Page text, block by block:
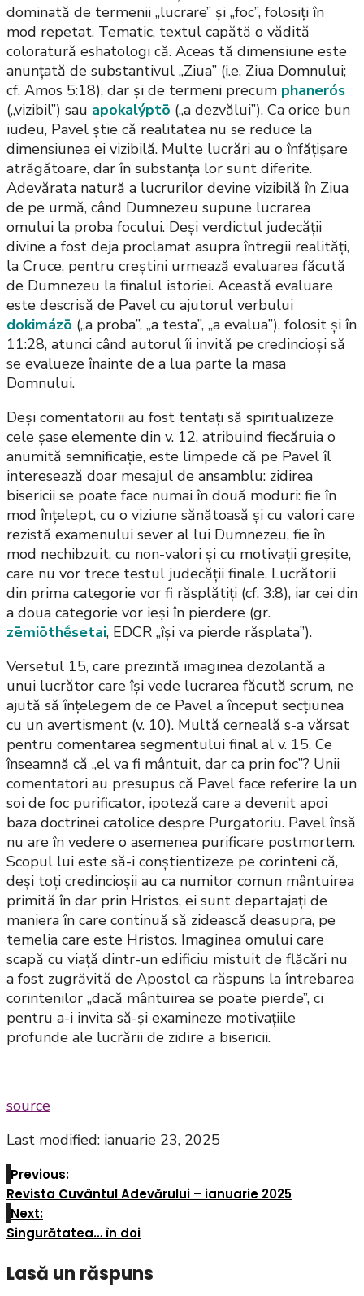
dominată de termenii „lucrare” și „foc”, folosiți în
mod repetat. Tematic, textul capătă o vădită
coloratură eshatologi că. Aceas tă dimensiune este
anunțată de substantivul „Ziua” (i.e. Ziua Domnului;
cf. Amos 5:18), dar și de termeni precum phanerós
(„vizibil”) sau apokalýptō („a dezvălui”). Ca orice bun
iudeu, Pavel știe că realitatea nu se reduce la
dimensiunea ei vizibilă. Multe lucrări au o înfățișare
atrăgătoare, dar în substanța lor sunt diferite.
Adevărata natură a lucrurilor devine vizibilă în Ziua
de pe urmă, când Dumnezeu supune lucrarea
omului la proba focului. Deși verdictul judecății
divine a fost deja proclamat asupra întregii realități,
la Cruce, pentru creștini urmează evaluarea făcută
de Dumnezeu la finalul istoriei. Această evaluare
este descrisă de Pavel cu ajutorul verbului
dokimázō („a proba”, „a testa”, „a evalua”), folosit și în
11:28, atunci când autorul îi invită pe credincioși să
se evalueze înainte de a lua parte la masa
Domnului.
Deși comentatorii au fost tentați să spiritualizeze
cele șase elemente din v. 12, atribuind fiecăruia o
anumită semnificație, este limpede că pe Pavel îl
interesează doar mesajul de ansamblu: zidirea
bisericii se poate face numai în două moduri: fie în
mod înțelept, cu o viziune sănătoasă și cu valori care
rezistă examenului sever al lui Dumnezeu, fie în
mod nechibzuit, cu non-valori și cu motivații greșite,
care nu vor trece testul judecății finale. Lucrătorii
din prima categorie vor fi răsplătiți (cf. 3:8), iar cei din
a doua categorie vor ieși în pierdere (gr.
zēmiōthḗsetai, EDCR „își va pierde răsplata”).
Versetul 15, care prezintă imaginea dezolantă a
unui lucrător care își vede lucrarea făcută scrum, ne
ajută să înțelegem de ce Pavel a început secțiunea
cu un avertisment (v. 10). Multă cerneală s-a vărsat
pentru comentarea segmentului final al v. 15. Ce
înseamnă că „el va fi mântuit, dar ca prin foc”? Unii
comentatori au presupus că Pavel face referire la un
soi de foc purificator, ipoteză care a devenit apoi
baza doctrinei catolice despre Purgatoriu. Pavel însă
nu are în vedere o asemenea purificare postmortem.
Scopul lui este să-i conștientizeze pe corinteni că,
deși toți credincioșii au ca numitor comun mântuirea
primită în dar prin Hristos, ei sunt departajați de
maniera în care continuă să zidească deasupra, pe
temelia care este Hristos. Imaginea omului care
scapă cu viață dintr-un edificiu mistuit de flăcări nu
a fost zugrăvită de Apostol ca răspuns la întrebarea
corintenilor „dacă mântuirea se poate pierde”, ci
pentru a-i invita să-și examineze motivațiile
profunde ale lucrării de zidire a bisericii.
source
Last modified: ianuarie 23, 2025
Previous:
Revista Cuvântul Adevărului – ianuarie 2025
Next:
Singurătatea… în doi
Lasă un răspuns